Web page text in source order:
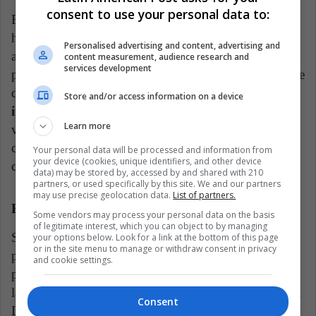
En los últimos años, la dinámica de seguridad de Río
ha sido testigo de cómo estas milicias ampliaron sus
actividades desde la extorsión y los fraudes de
protección hasta la participación directa en el tráfico de
drogas. Estos acontecimientos reflejan una
inquietante transformación de estos grupos
vigilantes comunitarios hasta influyentes empresas
criminales, desdibujando la línea entre quienes hacen
cumplir la ley y quienes la infringen.
El desafío de la eficacia a largo plazo
Si bien las últimas medidas de seguridad marcan un
paso significativo por parte de la administración Lula
para abordar estas cuestiones apremiantes, la eficacia a
largo plazo de estos esfuerzos aún está por determinar.
La intrincada red de delincuencia, corrupción y
consent to use your personal data to:
Personalised advertising and content, advertising and
content measurement, audience research and
services development
Store and/or access information on a device
Learn more
Your personal data will be processed and information from
your device (cookies, unique identifiers, and other device
data) may be stored by, accessed by and shared with 210
partners, or used specifically by this site. We and our partners
may use precise geolocation data. List of partners.
Some vendors may process your personal data on the basis
of legitimate interest, which you can object to by managing
your options below. Look for a link at the bottom of this page
or in the site menu to manage or withdraw consent in privacy
and cookie settings.
Consent